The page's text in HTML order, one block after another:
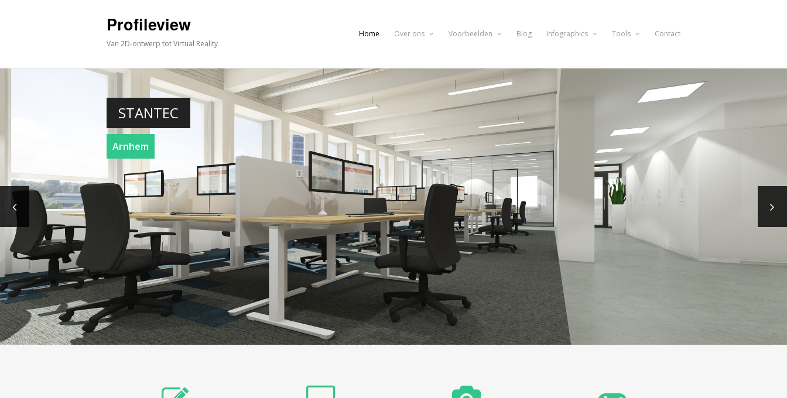
Profileview
Van 2D-ontwerp tot Virtual Reality
Home Over ons Voorbeelden Blog Infographics Tools Contact
STANTEC
Arnhem